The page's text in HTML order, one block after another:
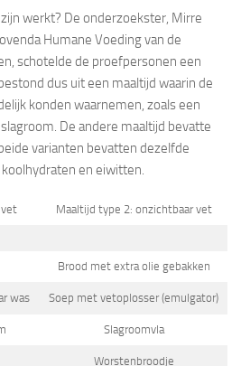
werkt? De onderzoekster, Mirre
Humane Voeding van de
schotelde de proefpersonen een
dus uit een maaltijd waarin de
konden waarnemen, zoals een
De andere maaltijd bevatte
varianten bevatten dezelfde
en eiwitten.
Maaltijd type 2: onzichtbaar vet
Brood met extra olie gebakken
was Soep met vetoplosser (emulgator)
Slagroomvla
Worstenbroodje